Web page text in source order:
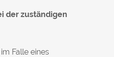
der zuständigen
Falle eines